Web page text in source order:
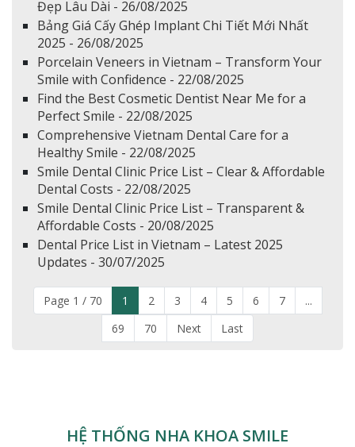
Đẹp Lâu Dài - 26/08/2025
Bảng Giá Cấy Ghép Implant Chi Tiết Mới Nhất
2025 - 26/08/2025
Porcelain Veneers in Vietnam – Transform Your
Smile with Confidence - 22/08/2025
Find the Best Cosmetic Dentist Near Me for a
Perfect Smile - 22/08/2025
Comprehensive Vietnam Dental Care for a
Healthy Smile - 22/08/2025
Smile Dental Clinic Price List – Clear & Affordable
Dental Costs - 22/08/2025
Smile Dental Clinic Price List – Transparent &
Affordable Costs - 20/08/2025
Dental Price List in Vietnam – Latest 2025
Updates - 30/07/2025
Page 1 / 70 1 2 3 4 5 6 7
...
69
70 Next Last
HỆ THỐNG NHA KHOA SMILE